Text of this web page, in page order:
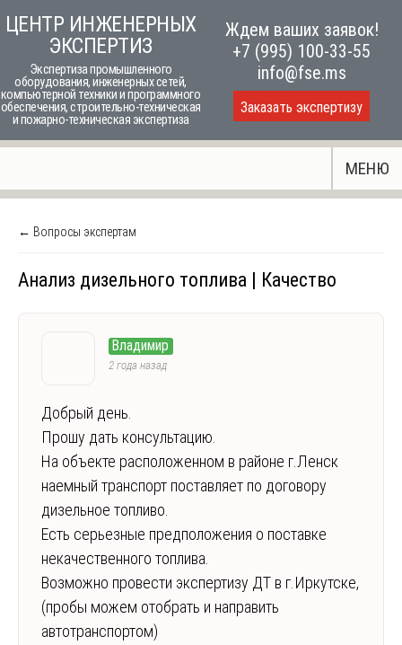
to
content
ЦЕНТР ИНЖЕНЕРНЫХ
ЭКСПЕРТИЗ
Экспертиза промышленного
оборудования, инженерных сетей,
компьютерной техники и программного
обеспечения, строительно-техническая
и пожарно-техническая экспертиза
Ждем ваших заявок!
+7 (995) 100-33-55
info@fse.ms
Заказать экспертизу
МЕНЮ
← Вопросы экспертам
Анализ дизельного топлива | Качество
Владимир
2 года назад
Добрый день.
Прошу дать консультацию.
На объекте расположенном в районе г.Ленск
наемный транспорт поставляет по договору
дизельное топливо.
Есть серьезные предположения о поставке
некачественного топлива.
Возможно провести экспертизу ДТ в г.Иркутске,
(пробы можем отобрать и направить
автотранспортом)